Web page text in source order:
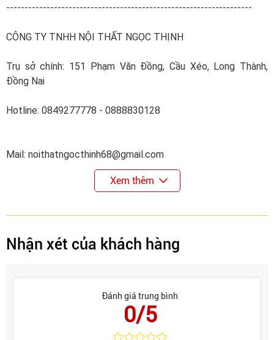
-------------------------------------------------------------------
CÔNG TY TNHH NỘI THẤT NGỌC THỊNH
Trụ sở chính: 151 Phạm Văn Đồng, Cầu Xéo, Long Thành,
Đồng Nai
Hotline: 0849277778 - 0888830128
Mail: noithatngocthinh68@gmail.com
Xem thêm
Nhận xét của khách hàng
Đánh giá trung bình
0/5